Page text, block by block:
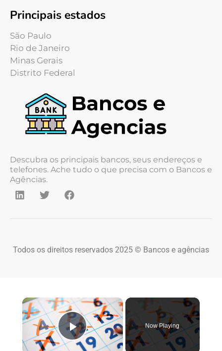
Principais estados
São Paulo
Rio de Janeiro
Minas Gerais
Distrito Federal
Descubra os principais bancos, seus endereços e
telefones. Ache tudo o que precisa com o Bancos e
Agências.
Todos os direitos reservados 2025 © Bancos e agências
×
Play Video
Now Playing